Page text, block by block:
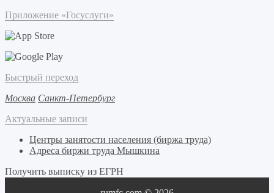
Приложение «Госуслуги»
Быстрый переход
Москва Санкт-Петербург
Актуальные записи
Центры занятости населения (биржа труда)
Адреса биржи труда Мышкина
Получить выписку из ЕГРН